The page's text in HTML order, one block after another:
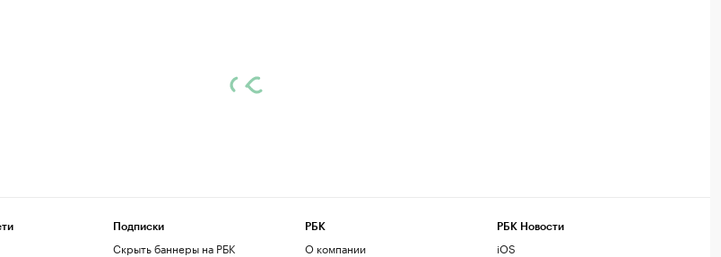
Подписки
Скрыть баннеры на РБК
РБК
О компании
РБК Новости
iOS